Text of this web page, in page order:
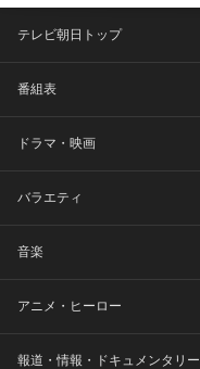
テレビ朝日トップ
番組表
ドラマ・映画
バラエティ
音楽
アニメ・ヒーロー
報道・情報・ドキュメンタリー